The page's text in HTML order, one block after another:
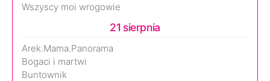
Wszyscy moi wrogowie
21 sierpnia
Arek.Mama.Panorama
Bogaci i martwi
Buntownik